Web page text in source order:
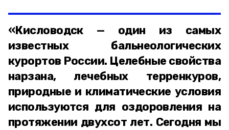
«Кисловодск — один из самых
известных бальнеологических
курортов России. Целебные свойства
нарзана, лечебных терренкуров,
природные и климатические условия
используются для оздоровления на
протяжении двухсот лет. Сегодня мы